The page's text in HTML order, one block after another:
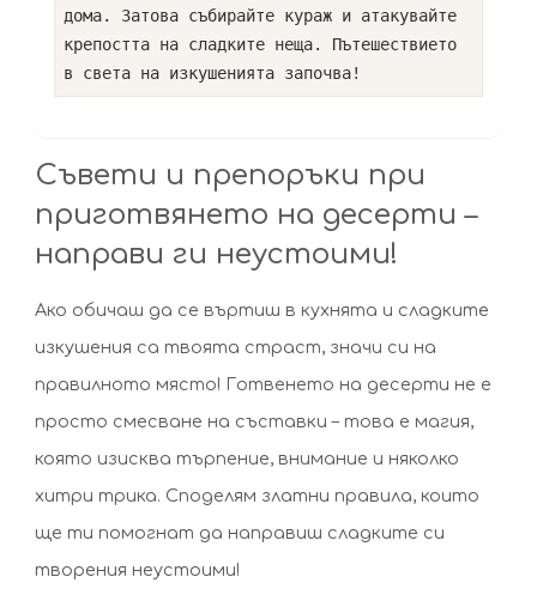
дома. Затова събирайте кураж и атакувайте
крепостта на сладките неща. Пътешествието
в света на изкушенията започва!
Съвети и препоръки при
приготвянето на десерти –
направи ги неустоими!
Ако обичаш да се въртиш в кухнята и сладките
изкушения са твоята страст, значи си на
правилното място! Готвенето на десерти не е
просто смесване на съставки – това е магия,
която изисква търпение, внимание и няколко
хитри трика. Споделям златни правила, които
ще ти помогнат да направиш сладките си
творения неустоими!